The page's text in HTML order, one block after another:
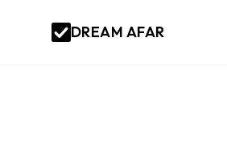
DREAM AFAR